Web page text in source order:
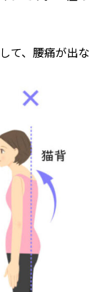
て、腰痛が出な